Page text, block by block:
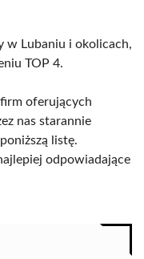
w Lubaniu i okolicach,
TOP 4.
oferujących
nas starannie
listę.
odpowiadające